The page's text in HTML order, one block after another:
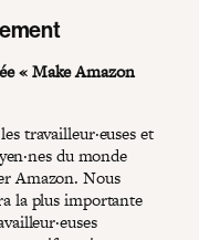
« Make Amazon
travailleur·euses et
du monde
Amazon. Nous
la plus importante